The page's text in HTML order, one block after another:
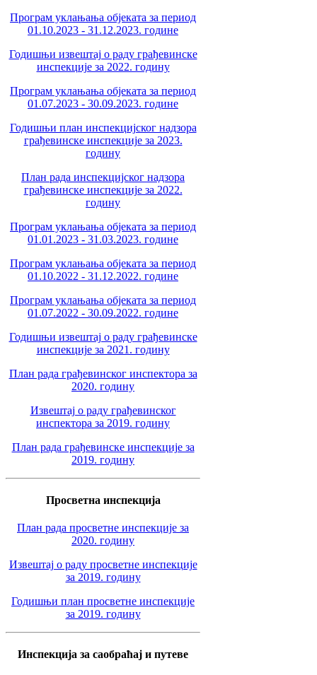
Програм уклањања објеката за период
01.10.2023 - 31.12.2023. године
Годишњи извештај о раду грађевинске
инспекције за 2022. годину
Програм уклањања објеката за период
01.07.2023 - 30.09.2023. године
Годишњи план инспекцијског надзора
грађевинске инспекције за 2023.
годину
План рада инспекцијског надзора
грађевинске инспекције за 2022.
годину
Програм уклањања објеката за период
01.01.2023 - 31.03.2023. године
Програм уклањања објеката за период
01.10.2022 - 31.12.2022. године
Програм уклањања објеката за период
01.07.2022 - 30.09.2022. године
Годишњи извештај о раду грађевинске
инспекције за 2021. годину
План рада грађевинског инспектора за
2020. годину
Извештај о раду грађевинског
инспектора за 2019. годину
План рада грађевинске инспекције за
2019. годину
Просветна инспекција
План рада просветне инспекције за
2020. годину
Извештај о раду просветне инспекције
за 2019. годину
Годишњи план просветне инспекције
за 2019. годину
Инспекција за саобраћај и путеве